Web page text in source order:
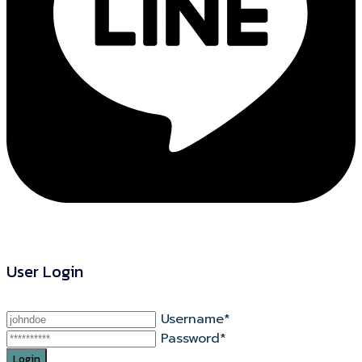
User Login
Username*
Password*